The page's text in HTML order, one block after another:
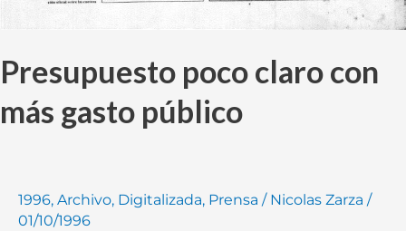
Presupuesto poco claro con
más gasto público
1996, Archivo, Digitalizada, Prensa / Nicolas Zarza /
01/10/1996